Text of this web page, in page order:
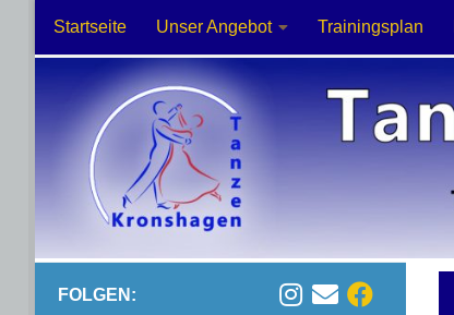
Zum Inhalt springen
Startseite Unser Angebot Trainingsplan
FOLGEN: